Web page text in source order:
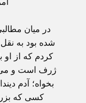
در میان
شده بود به
کردم که از او
ژرف است و می
بخواه؛ آدم
کسی که